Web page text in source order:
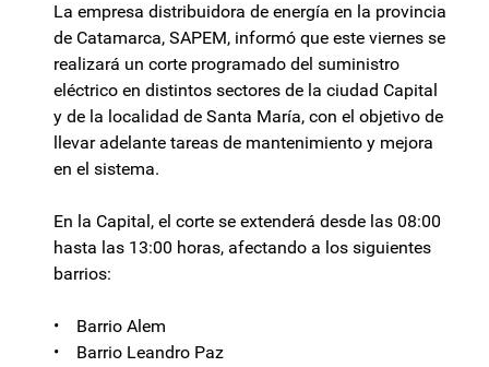
La empresa distribuidora de energía en la provincia
de Catamarca, SAPEM, informó que este viernes se
realizará un corte programado del suministro
eléctrico en distintos sectores de la ciudad Capital
y de la localidad de Santa María, con el objetivo de
llevar adelante tareas de mantenimiento y mejora
en el sistema.
En la Capital, el corte se extenderá desde las 08:00
hasta las 13:00 horas, afectando a los siguientes
barrios:
• Barrio Alem
• Barrio Leandro Paz